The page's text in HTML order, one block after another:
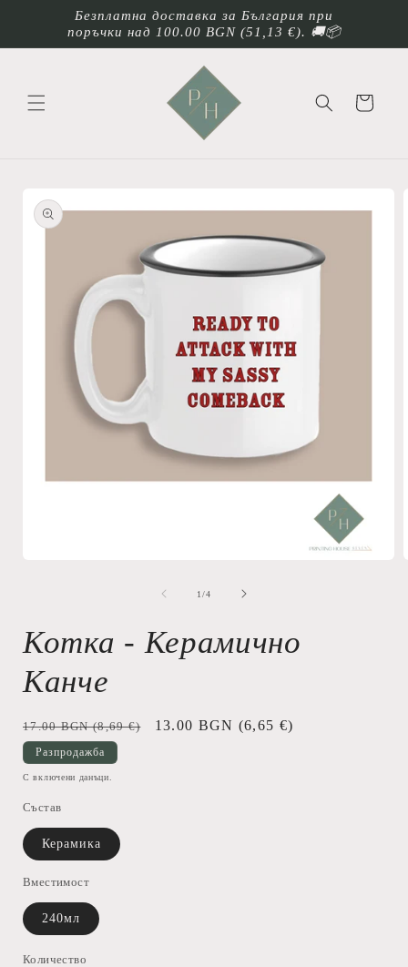
съдържанието
Безплатна доставка за България при
поръчки над 100.00 BGN (51,13 €). 🚚📦
Количка
информацията
за продукта
модален
елемент
1/от
4
Котка - Керамично
Канче
Обичайна
цена
17.00 BGN(8,69 €)
Цена
13.00 BGN (6,65 €)
Разпродажба
С включени данъци.
Състав
Керамика
Вместимост
240мл
Количество